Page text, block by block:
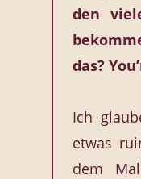
den
das?
Ich
etwas
dem